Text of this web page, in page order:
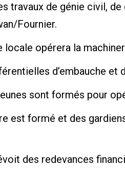
travaux de génie civil,
Fournier.
locale opérera la
d’embauche
sont formés pour
est formé et des
des redevances